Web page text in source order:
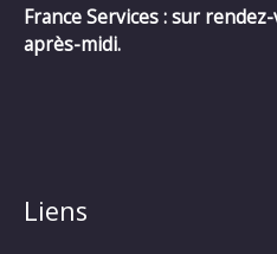
France Services : sur
après-midi.
Liens